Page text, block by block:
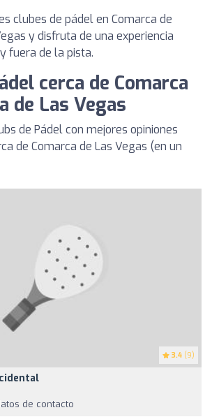
clubes de pádel en Comarca de
y disfruta de una experiencia
fuera de la pista.
cerca de Comarca
de Las Vegas
de Pádel con mejores opiniones
de Comarca de Las Vegas (en un
3.4 (9)
de contacto